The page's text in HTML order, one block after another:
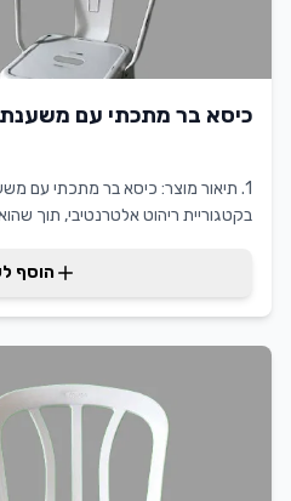
כיסא בר מתכתי עם משענת
1. תיאור מוצר: כיסא בר
בקטגוריית ריהוט אלטרנטיבי, תוך
שהופך אותו לאידיאלי עבור מגוון רחב
פנים שונים, מעניקה לו ערך מוסף
השכרת ריהוט.
הוסף